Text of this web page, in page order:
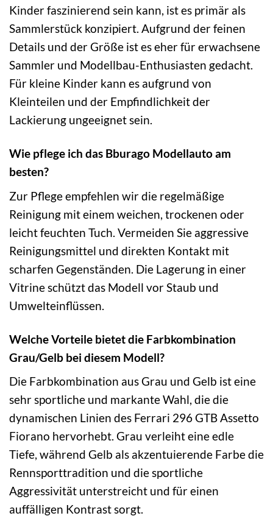
Kinder faszinierend sein kann, ist es primär als
Sammlerstück konzipiert. Aufgrund der feinen
Details und der Größe ist es eher für erwachsene
Sammler und Modellbau-Enthusiasten gedacht.
Für kleine Kinder kann es aufgrund von
Kleinteilen und der Empfindlichkeit der
Lackierung ungeeignet sein.
Wie pflege ich das Bburago Modellauto am
besten?
Zur Pflege empfehlen wir die regelmäßige
Reinigung mit einem weichen, trockenen oder
leicht feuchten Tuch. Vermeiden Sie aggressive
Reinigungsmittel und direkten Kontakt mit
scharfen Gegenständen. Die Lagerung in einer
Vitrine schützt das Modell vor Staub und
Umwelteinflüssen.
Welche Vorteile bietet die Farbkombination
Grau/Gelb bei diesem Modell?
Die Farbkombination aus Grau und Gelb ist eine
sehr sportliche und markante Wahl, die die
dynamischen Linien des Ferrari 296 GTB Assetto
Fiorano hervorhebt. Grau verleiht eine edle
Tiefe, während Gelb als akzentuierende Farbe die
Rennsporttradition und die sportliche
Aggressivität unterstreicht und für einen
auffälligen Kontrast sorgt.